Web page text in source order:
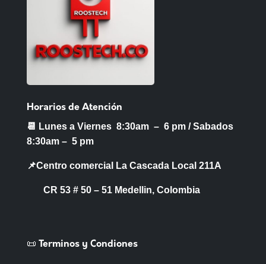
Horarios de Atención
📆 Lunes a Viernes 8:30am – 6 pm /Sabados
8:30am – 5 pm
📌Centro comercial La Cascada Local 211A
CR 53 # 50 – 51 Medellin, Colombia
📜 Terminos y Condiones